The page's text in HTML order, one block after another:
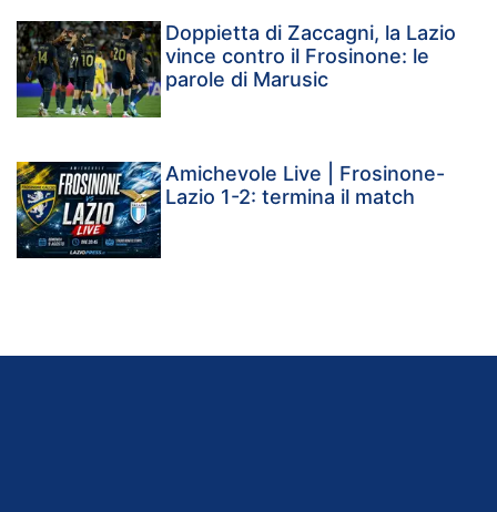
Doppietta di Zaccagni, la Lazio
vince contro il Frosinone: le
parole di Marusic
Amichevole Live | Frosinone-
Lazio 1-2: termina il match